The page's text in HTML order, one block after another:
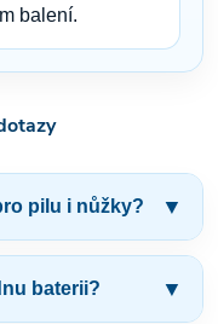
balení.
pilu i nůžky? ▼
určená jako
.
baterii? ▼